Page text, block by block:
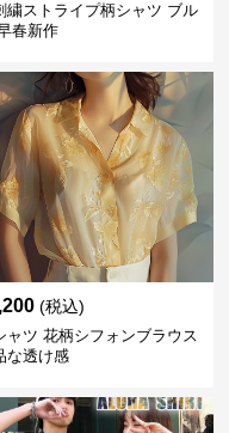
繍ストライプ柄シャツ ブル
春新作
(税込)
ャツ 花柄シフォンブラウス
な透け感